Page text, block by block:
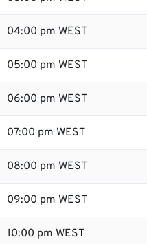
04:00 pm WEST
05:00 pm WEST
06:00 pm WEST
07:00 pm WEST
08:00 pm WEST
09:00 pm WEST
10:00 pm WEST